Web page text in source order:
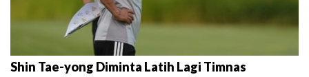
Shin Tae-yong Diminta Latih Lagi Timnas